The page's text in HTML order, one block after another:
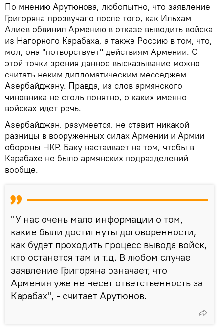
По мнению Арутюнова, любопытно, что заявление
Григоряна прозвучало после того, как Ильхам
Алиев обвинил Армению в отказе выводить войска
из Нагорного Карабаха, а также Россию в том, что,
мол, она "потворствует" действиям Армении. С
этой точки зрения данное высказывание можно
считать неким дипломатическим месседжем
Азербайджану. Правда, из слов армянского
чиновника не столь понятно, о каких именно
войсках идет речь.
Азербайджан, разумеется, не ставит никакой
разницы в вооруженных силах Армении и Армии
обороны НКР. Баку настаивает на том, чтобы в
Карабахе не было армянских подразделений
вообще.
"У нас очень мало информации о том,
какие были достигнуты договоренности,
как будет проходить процесс вывода войск,
кто останется там и т.д. В любом случае
заявление Григоряна означает, что
Армения уже не несет ответственность за
Карабах", - считает Арутюнов.